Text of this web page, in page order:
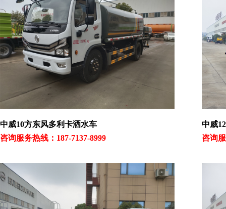
中威10方东风多利卡洒水车
咨询服务热线：187-7137-8999
中威
咨询